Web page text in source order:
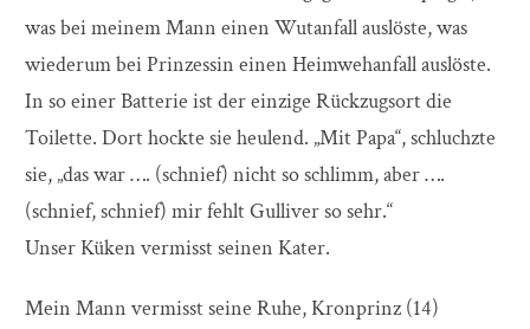
was bei meinem Mann einen Wutanfall auslöste, was
wiederum bei Prinzessin einen Heimwehanfall auslöste.
In so einer Batterie ist der einzige Rückzugsort die
Toilette. Dort hockte sie heulend. „Mit Papa“, schluchzte
sie, „das war …. (schnief) nicht so schlimm, aber ….
(schnief, schnief) mir fehlt Gulliver so sehr.“
Unser Küken vermisst seinen Kater.
Mein Mann vermisst seine Ruhe, Kronprinz (14)